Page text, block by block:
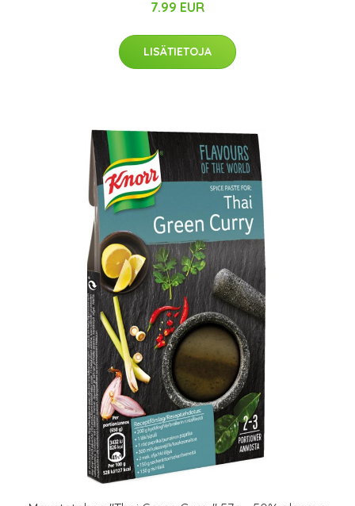
7.99 EUR
LISÄTIETOJA